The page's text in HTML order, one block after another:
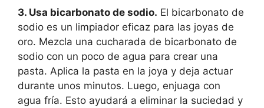
3. Usa bicarbonato de sodio. El bicarbonato de
sodio es un limpiador eficaz para las joyas de
oro. Mezcla una cucharada de bicarbonato de
sodio con un poco de agua para crear una
pasta. Aplica la pasta en la joya y deja actuar
durante unos minutos. Luego, enjuaga con
agua fría. Esto ayudará a eliminar la suciedad y